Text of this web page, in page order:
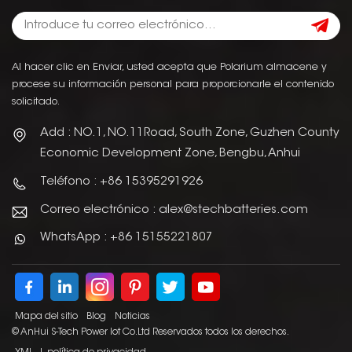
Al hacer clic en Enviar, usted acepta que Polarium almacene y
procese su información personal para proporcionarle el contenido
solicitado.
Add : NO.1, NO.11Road, South Zone, Guzhen County
Economic Development Zone, Bengbu, Anhui
Teléfono : +86 15395291926
Correo electrónico : alex@stechbatteries.com
WhatsApp : +86 15155221807
Mapa del sitio Blog
Noticias
© AnHui S-Tech Power Iot Co.Ltd Reservados todos los derechos.